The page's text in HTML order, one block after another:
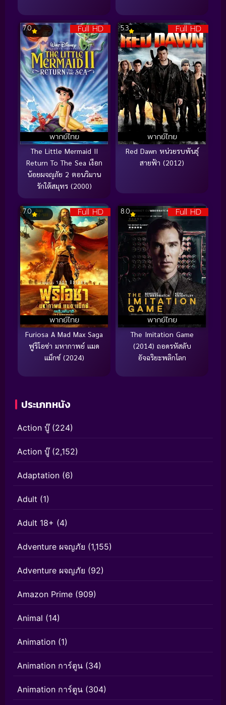
Full HD
พากย์ไทย
7.0
The Little Mermaid II
Return To The Sea เงือก
น้อยผจญภัย 2 ตอนวิมาน
รักใต้สมุทร (2000)
Full HD
พากย์ไทย
5.3
Red Dawn หน่วยรบพันธุ์
สายฟ้า (2012)
Full HD
พากย์ไทย
7.0
Furiosa A Mad Max Saga
ฟูริโอซ่า มหากาพย์ แมด
แม็กซ์ (2024)
Full HD
พากย์ไทย
8.0
The Imitation Game
(2014) ถอดรหัสลับ
อัจฉริยะพลิกโลก
ประเภทหนัง
Action บู๊(224)
Action บู๊(2,152)
Adaptation (6)
Adult (1)
Adult 18+ (4)
Adventure ผจญภัย (1,155)
Adventure ผจญภัย (92)
Amazon Prime (909)
Animal (14)
Animation (1)
Animation การ์ตูน (34)
Animation การ์ตูน (304)